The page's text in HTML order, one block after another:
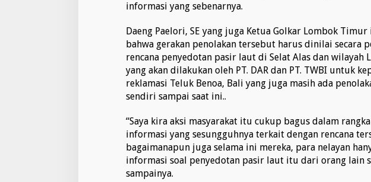
k
P
e
n
o
l
k
n
P
e
n
y
e
informasi yang sebenarnya.
Daeng Paelori, SE yang juga Ketua Golkar Lombok
bahwa gerakan penolakan tersebut harus dinilai secara
rencana penyedotan pasir laut di Selat Alas dan wilayah
yang akan dilakukan oleh PT. DAR dan PT. TWBI untuk
reklamasi Teluk Benoa, Bali yang juga masih ada
sendiri sampai saat ini..
“Saya kira aksi masyarakat itu cukup bagus dalam
informasi yang sesungguhnya terkait dengan rencana
bagaimanapun juga selama ini mereka, para nelayan
informasi soal penyedotan pasir laut itu dari orang lain
sampainya.